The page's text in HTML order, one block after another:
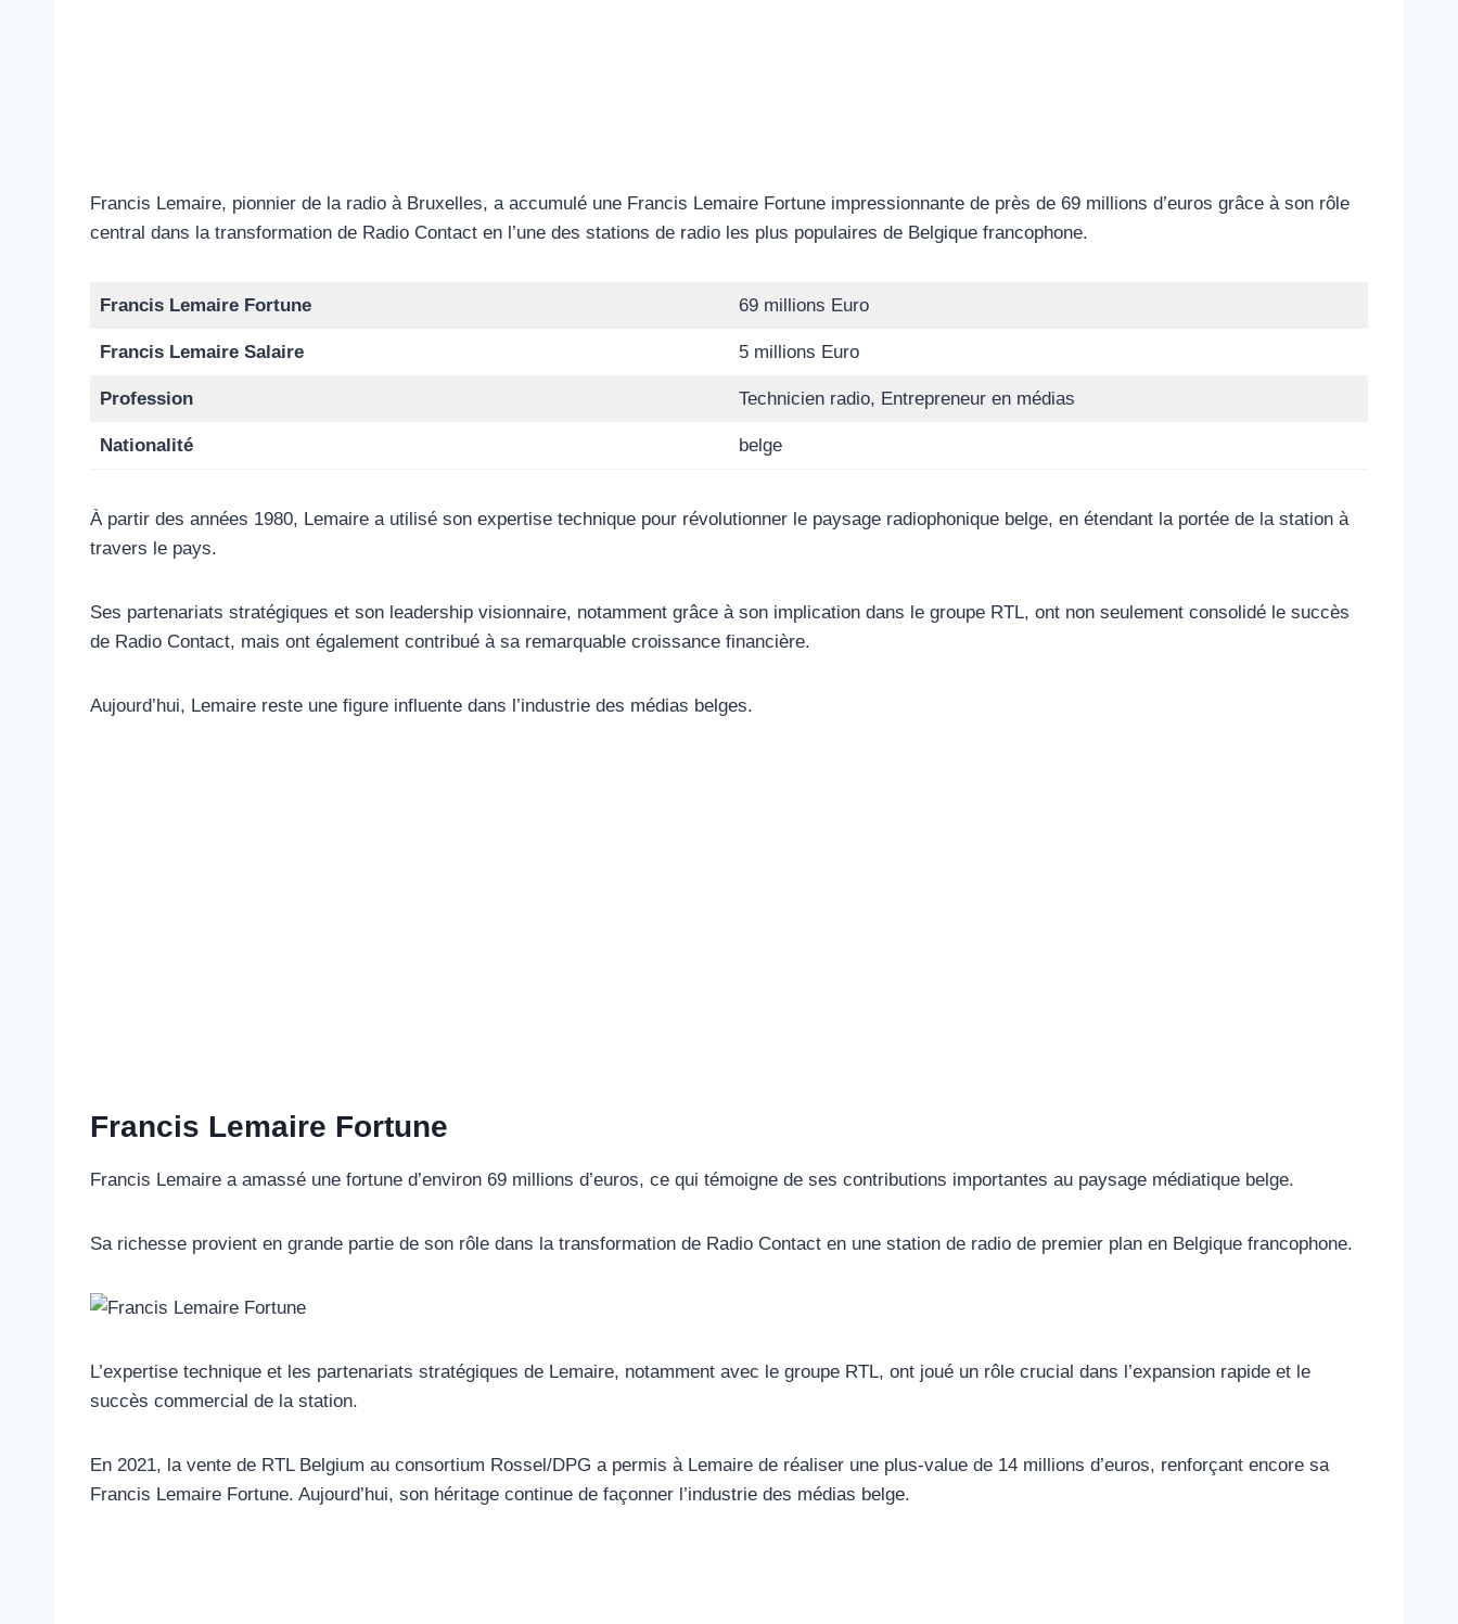
Francis Lemaire, pionnier de la radio à Bruxelles, a accumulé une Francis Lemaire Fortune impressionnante de près de 69 millions d’euros grâce à son rôle
central dans la transformation de Radio Contact en l’une des stations de radio les plus populaires de Belgique francophone.
Francis Lemaire Fortune 69 millions Euro
Francis Lemaire Salaire 5 millions Euro
Profession Technicien radio, Entrepreneur en médias
Nationalité belge
À partir des années 1980, Lemaire a utilisé son expertise technique pour révolutionner le paysage radiophonique belge, en étendant la portée de la station à
travers le pays.
Ses partenariats stratégiques et son leadership visionnaire, notamment grâce à son implication dans le groupe RTL, ont non seulement consolidé le succès
de Radio Contact, mais ont également contribué à sa remarquable croissance financière.
Aujourd’hui, Lemaire reste une figure influente dans l’industrie des médias belges.
Francis Lemaire Fortune
Francis Lemaire a amassé une fortune d’environ 69 millions d’euros, ce qui témoigne de ses contributions importantes au paysage médiatique belge.
Sa richesse provient en grande partie de son rôle dans la transformation de Radio Contact en une station de radio de premier plan en Belgique francophone.
L’expertise technique et les partenariats stratégiques de Lemaire, notamment avec le groupe RTL, ont joué un rôle crucial dans l’expansion rapide et le
succès commercial de la station.
En 2021, la vente de RTL Belgium au consortium Rossel/DPG a permis à Lemaire de réaliser une plus-value de 14 millions d’euros, renforçant encore sa
Francis Lemaire Fortune. Aujourd’hui, son héritage continue de façonner l’industrie des médias belge.